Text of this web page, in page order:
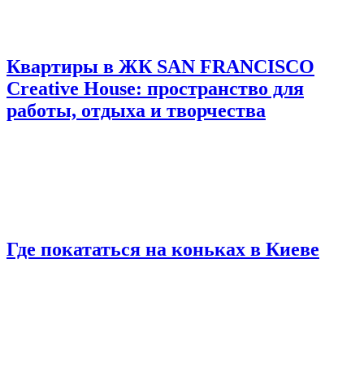
Квартиры в ЖК SAN FRANCISCO
Creative House: пространство для
работы, отдыха и творчества
Где покататься на коньках в Киеве